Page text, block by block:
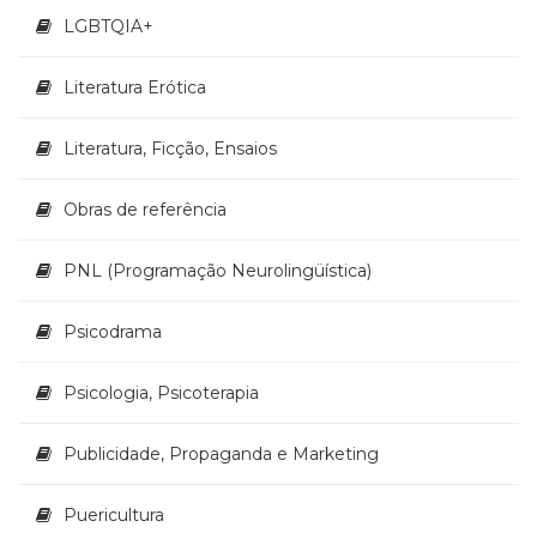
LGBTQIA+
Literatura Erótica
Literatura, Ficção, Ensaios
Obras de referência
PNL (Programação Neurolingüística)
Psicodrama
Psicologia, Psicoterapia
Publicidade, Propaganda e Marketing
Puericultura